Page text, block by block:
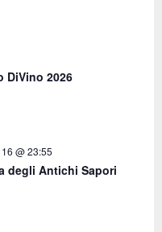
DiVino 2026
@ 23:55
degli Antichi Sapori